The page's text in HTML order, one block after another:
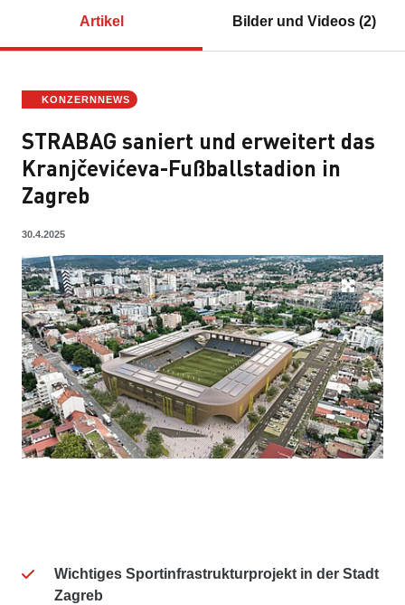
Artikel Bilder und Videos (2)
KONZERNNEWS
STRABAG saniert und erweitert das
Kranjčevićeva-Fußballstadion in
Zagreb
30.4.2025
Wichtiges Sportinfrastrukturprojekt in der Stadt
Zagreb